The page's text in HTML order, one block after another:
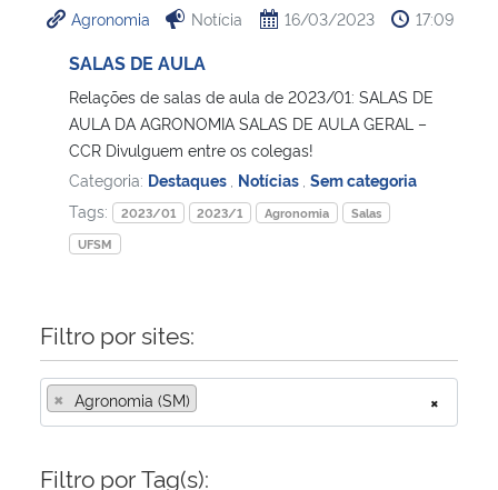
Ministério da Cidadania
Ministério de Minas e Energia
Ministério da Ciência, Tecnologia, Inovações e Comunicações
Ministério do Meio Ambiente
Controladoria-Geral da União
Agronomia Notícia 16/03/2023 17:09
SALAS DE AULA
Relações de salas de aula de 2023/01: SALAS DE
AULA DA AGRONOMIA SALAS DE AULA GERAL –
CCR Divulguem entre os colegas!
Categoria: Destaques Notícias Sem categoria
Tags:
2023/01 2023/1 Agronomia
Salas
UFSM
Filtro por sites:
×
× Agronomia (SM)
Filtro por Tag(s):